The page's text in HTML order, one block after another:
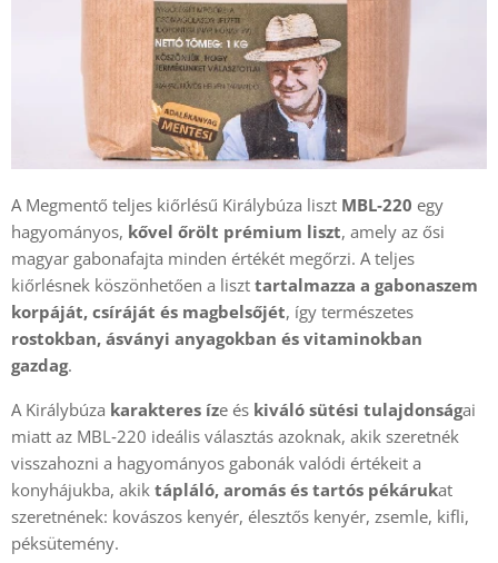
A Megmentő teljes kiőrlésű Királybúza liszt MBL‑220 egy
hagyományos, kővel őrölt prémium liszt, amely az ősi
magyar gabonafajta minden értékét megőrzi. A teljes
kiőrlésnek köszönhetően a liszt tartalmazza a gabonaszem
korpáját, csíráját és magbelsőjét, így természetes
rostokban, ásványi anyagokban és vitaminokban
gazdag.
A Királybúza karakteres íze és kiváló sütési tulajdonságai
miatt az MBL‑220 ideális választás azoknak, akik szeretnék
visszahozni a hagyományos gabonák valódi értékeit a
konyhájukba, akik tápláló, aromás és tartós pékárukat
szeretnének: kovászos kenyér, élesztős kenyér, zsemle, kifli,
péksütemény.